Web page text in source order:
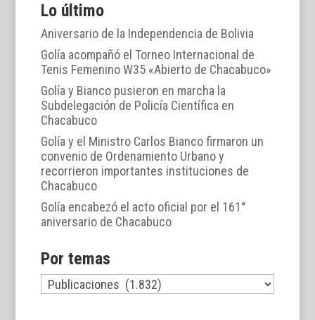
Lo último
Aniversario de la Independencia de Bolivia
Golía acompañó el Torneo Internacional de
Tenis Femenino W35 «Abierto de Chacabuco»
Golía y Bianco pusieron en marcha la
Subdelegación de Policía Científica en
Chacabuco
Golía y el Ministro Carlos Bianco firmaron un
convenio de Ordenamiento Urbano y
recorrieron importantes instituciones de
Chacabuco
Golía encabezó el acto oficial por el 161°
aniversario de Chacabuco
Por temas
Por
temas